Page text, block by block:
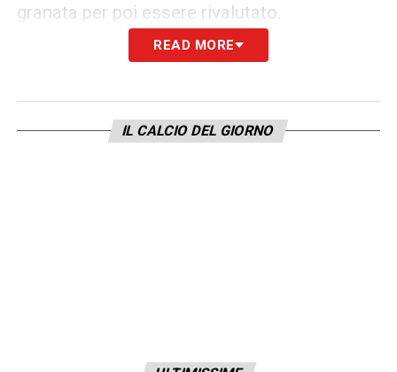
granata per poi essere rivalutato.
COMUNICATO UFFICIALE UDINESE
distrattivo al polpaccio sinistro. Il calciatore
READ MORE
IL CALCIO DEL GIORNO